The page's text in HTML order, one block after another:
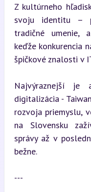
Z kultúrneho
svoju identitu –
tradičné umenie,
keďže konkurencia
špičkové znalosti v
Najvýraznejší je
digitalizácia -
rozvoja priemyslu,
na Slovensku
správy až v
bežne.
---